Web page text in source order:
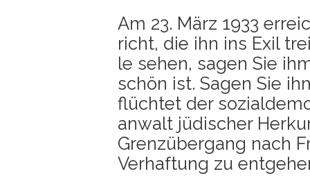
Am 23. März 1933
richt, die ihn ins Exil
le sehen, sagen Sie
schön ist. Sagen Sie
flüch­tet der
an­walt jüdi­scher
Grenz­über­gang nach
Ver­haf­tung zu